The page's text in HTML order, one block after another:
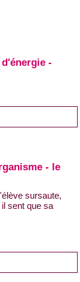
-
- le
sursaute,
sent que sa